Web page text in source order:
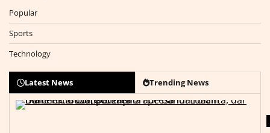
Popular
Sports
Technology
Latest News Trending News